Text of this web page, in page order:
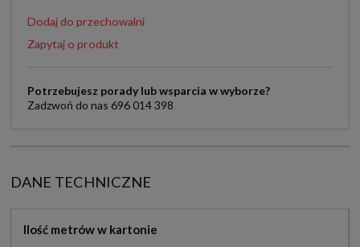
Dodaj do przechowalni
Zapytaj o produkt
Potrzebujesz porady lub wsparcia w wyborze?
Zadzwoń do nas 696 014 398
DANE TECHNICZNE
Ilość metrów w kartonie